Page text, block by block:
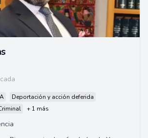
Deportación y acción deferida
+ 1 más